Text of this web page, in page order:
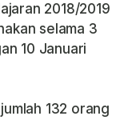
2018/2019
selama 3
10 Januari
132 orang